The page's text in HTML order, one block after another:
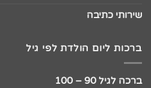
שירותי כתיבה
ברכות ליום הולדת לפי גיל
ברכה לגיל 90 – 100